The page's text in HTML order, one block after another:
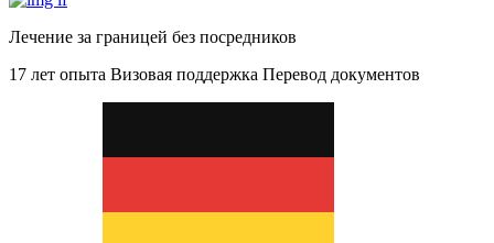
Лечение за границей без посредников
17 лет опыта Визовая поддержка Перевод документов